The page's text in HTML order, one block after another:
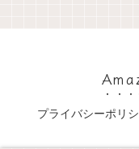
プライバシーポリ